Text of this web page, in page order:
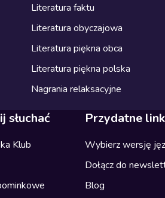
Literatura faktu
Literatura obyczajowa
Literatura piękna obca
Literatura piękna polska
Nagrania relaksacyjne
słuchać
Klub
Przydatne
Wybierz wersję
Dołącz do
Blog